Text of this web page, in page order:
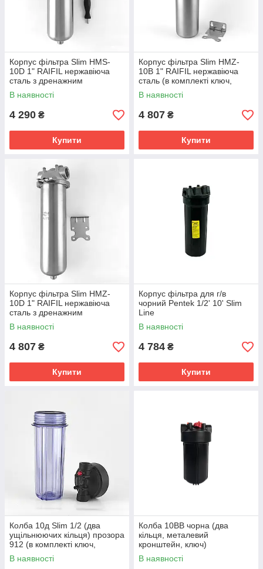
Корпус фільтра Slim HMS-
10D 1" RAIFIL нержавіюча
сталь з дренажним
підключенням 1/2"
В наявності
4 290 ₴
Купити
Корпус фільтра Slim HMZ-
10B 1" RAIFIL нержавіюча
сталь (в комплекті ключ,
кронштейн, саморізи)
В наявності
4 807 ₴
Купити
Корпус фільтра Slim HMZ-
10D 1" RAIFIL нержавіюча
сталь з дренажним
підключенням 1/2"
В наявності
4 807 ₴
Купити
Корпус фільтра для г/в
чорний Pentek 1/2' 10' Slim
Line
В наявності
4 784 ₴
Купити
Колба 10д Slim 1/2 (два
ущільнюючих кільця) прозора
912 (в комплекті ключ,
кронштейн, саморізи)
В наявності
Колба 10BB чорна (два
кiльця, металевий
кронштейн, ключ)
Підключення 1 дюйм
FILTRONS
В наявності